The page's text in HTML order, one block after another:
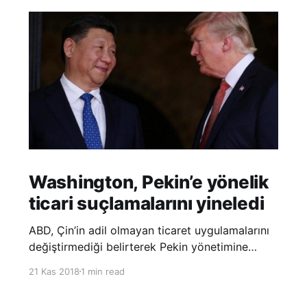
Washington, Pekin’e yönelik
ticari suçlamalarını yineledi
ABD, Çin’in adil olmayan ticaret uygulamalarını
değiştirmediği belirterek Pekin yönetimine
Temsilciliği’nin Çin’in fikri mülkiyet ve teknoloji
21 Kas 20181 min read